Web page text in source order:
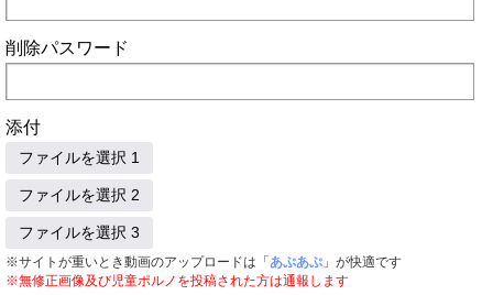
削除パスワード
添付
ファイルを選択 1
ファイルを選択 2
ファイルを選択 3
※サイトが重いとき動画のアップロードは「 あぷあぷ 」が快適です
※無修正画像及び児童ポルノを投稿された方は通報します